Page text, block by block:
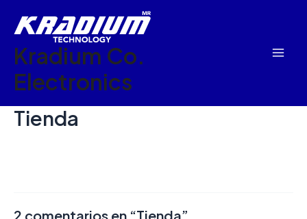
contenido
Kradium Co.
Electronics
Tienda
2 comentarios en “Tienda”